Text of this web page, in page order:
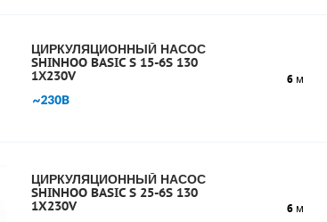
ЦИРКУЛЯЦИОННЫЙ НАСОС
SHINHOO BASIC S 15-6S 130
1Х230V
6 м
ЦИРКУЛЯЦИОННЫЙ НАСОС
SHINHOO BASIC S 25-6S 130
1X230V
6 м